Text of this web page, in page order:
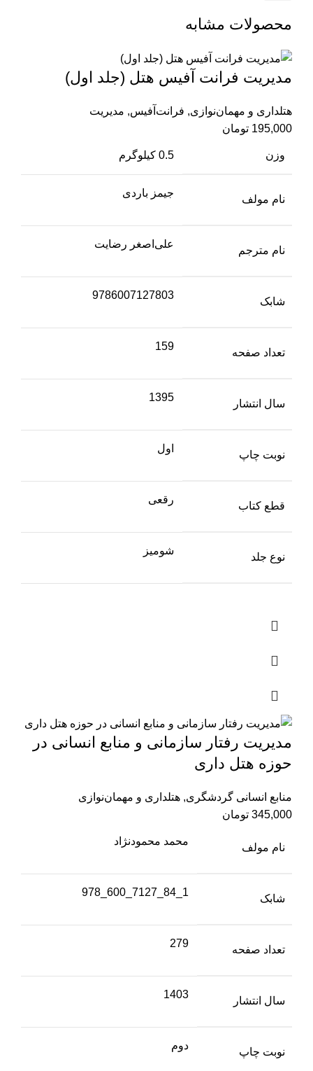
محصولات مشابه
مدیریت فرانت آفیس هتل (جلد اول)
هتلداری و مهمان‌نوازی, فرانت‌آفیس, مدیریت
195,000 تومان
وزن 0.5 کیلوگرم
نام مولف
جیمز باردی
نام مترجم
علی‌اصغر رضایت
شابک
9786007127803
تعداد صفحه
159
سال انتشار
1395
نوبت چاپ
اول
قطع کتاب
رقعی
نوع جلد
شومیز
مدیریت رفتار سازمانی و منابع انسانی در
حوزه هتل داری
منابع انسانی گردشگری, هتلداری و مهمان‌نوازی
345,000 تومان
نام مولف
محمد محمودنژاد
شابک
1_84_7127_600_978
تعداد صفحه
279
سال انتشار
1403
نوبت چاپ
دوم